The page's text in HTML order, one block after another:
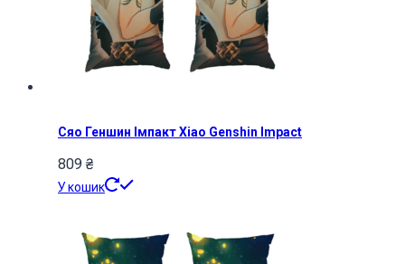
Сяо Геншин Імпакт Xiao Genshin Impact
809 ₴
У кошик